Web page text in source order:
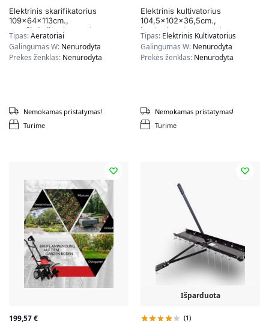
Elektrinis skarifikatorius
109x64x113cm.,
oranžinės/juodos spalvos
Tipas:Aeratoriai
Galingumas W: Nenurodyta
Prekės ženklas: Nenurodyta
Turime
Nemokamas pristatymas!
Elektrinis kultivatorius
104,5x102x36,5cm.,
juodos/raudonos spalvos
Tipas: Elektrinis Kultivatorius
Galingumas W: Nenurodyta
Prekės ženklas: Nenurodyta
Turime
Nemokamas pristatymas!
199,57€
Išparduota
(1)